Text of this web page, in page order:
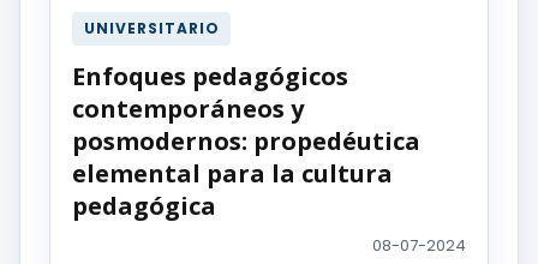
UNIVERSITARIO
Enfoques pedagógicos
contemporáneos y
posmodernos: propedéutica
elemental para la cultura
pedagógica
08-07-2024